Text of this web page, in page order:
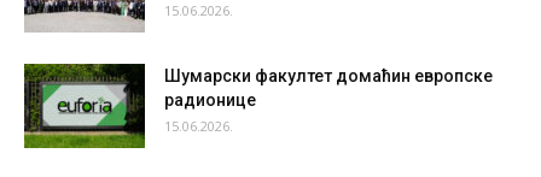
15.06.2026.
Шумарски факултет домаћин европске
радионице
15.06.2026.